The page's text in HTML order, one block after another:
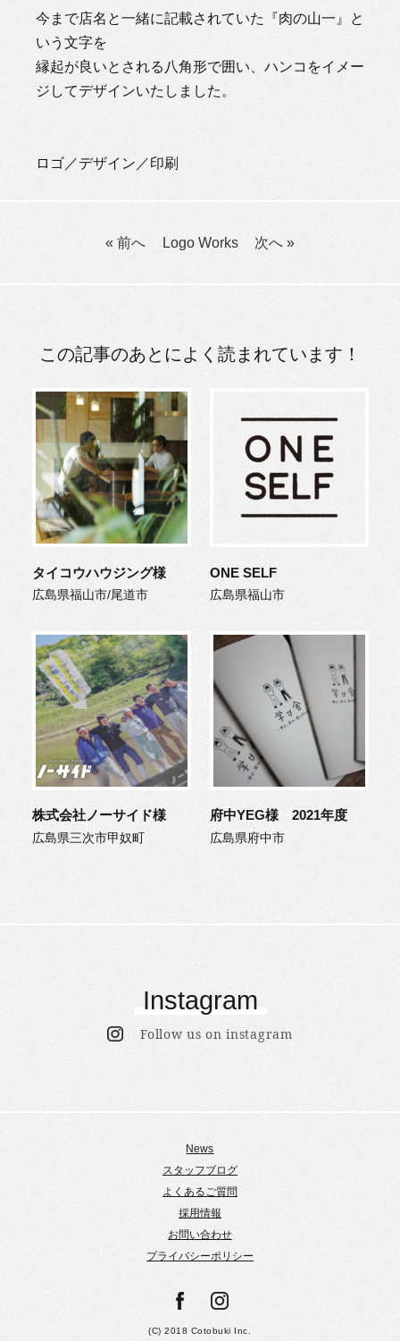
今まで店名と一緒に記載されていた『肉の山一』と
いう文字を
縁起が良いとされる八角形で囲い、ハンコをイメー
ジしてデザインいたしました。
ロゴ／デザイン／印刷
« 前へ Logo Works 次へ »
この記事のあとによく読まれています！
タイコウハウジング様
広島県福山市/尾道市
ONE SELF
広島県福山市
株式会社ノーサイド様
広島県三次市甲奴町
府中YEG様 2021年度
広島県府中市
Instagram
Follow us on instagram
News
スタッフブログ
よくあるご質問
採用情報
お問い合わせ
プライバシーポリシー
(C) 2018 Cotobuki Inc.